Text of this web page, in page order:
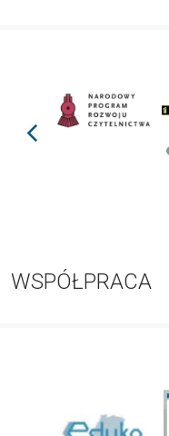
prev
WSPÓŁPRACA